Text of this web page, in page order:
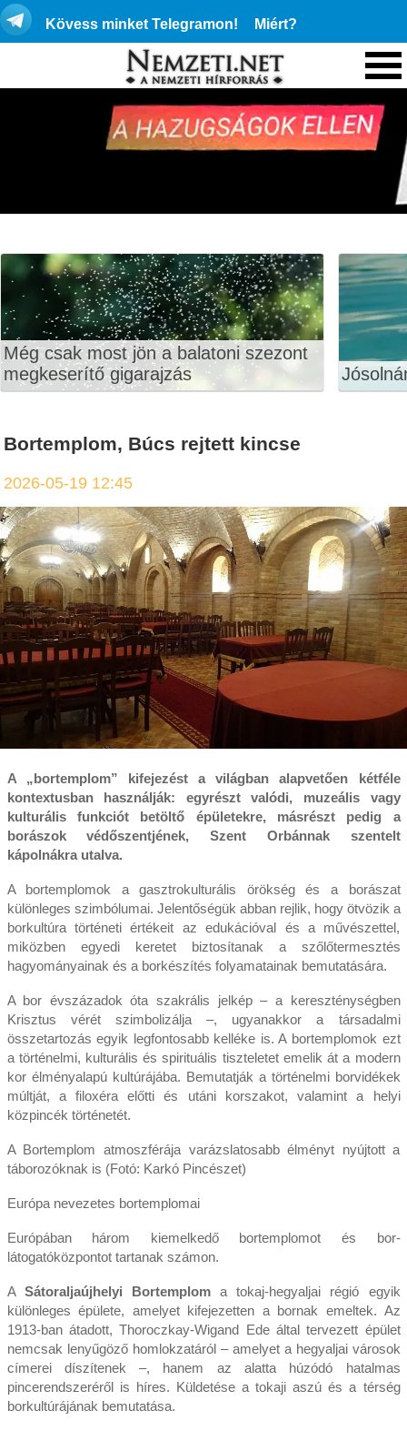
Kövess minket Telegramon! Miért?
Még csak most jön a balatoni szezont
megkeserítő gigarajzás
Bortemplom, Búcs rejtett kincse
2026-05-19 12:45
A „bortemplom” kifejezést a világban alapvetően kétféle
kontextusban használják: egyrészt valódi, muzeális vagy
kulturális funkciót betöltő épületekre, másrészt pedig a
borászok védőszentjének, Szent Orbánnak szentelt
kápolnákra utalva.
A bortemplomok a gasztrokulturális örökség és a borászat
különleges szimbólumai. Jelentőségük abban rejlik, hogy ötvözik a
borkultúra történeti értékeit az edukációval és a művészettel,
miközben egyedi keretet biztosítanak a szőlőtermesztés
hagyományainak és a borkészítés folyamatainak bemutatására.
A bor évszázadok óta szakrális jelkép – a kereszténységben
Krisztus vérét szimbolizálja –, ugyanakkor a társadalmi
összetartozás egyik legfontosabb kelléke is. A bortemplomok ezt
a történelmi, kulturális és spirituális tiszteletet emelik át a modern
kor élményalapú kultúrájába. Bemutatják a történelmi borvidékek
múltját, a filoxéra előtti és utáni korszakot, valamint a helyi
közpincék történetét.
A Bortemplom atmoszférája varázslatosabb élményt nyújtott a
táborozóknak is (Fotó: Karkó Pincészet)
Európa nevezetes bortemplomai
Európában három kiemelkedő bortemplomot és bor-
látogatóközpontot tartanak számon.
A Sátoraljaújhelyi Bortemploma tokaj-hegyaljai régió egyik
különleges épülete, amelyet kifejezetten a bornak emeltek. Az
1913-ban átadott, Thoroczkay-Wigand Ede által tervezett épület
nemcsak lenyűgöző homlokzatáról – amelyet a hegyaljai városok
címerei díszítenek –, hanem az alatta húzódó hatalmas
pincerendszeréről is híres. Küldetése a tokaji aszú és a térség
borkultúrájának bemutatása.